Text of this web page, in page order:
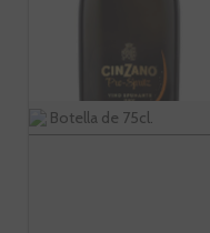
Botella de 75cl.